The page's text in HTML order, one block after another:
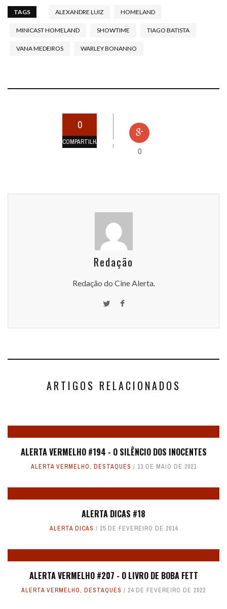
TAGS ALEXANDRE LUIZ HOMELAND
MINICAST HOMELAND SHOWTIME TIAGO BATISTA
VANA MEDEIROS WARLEY BONANNO
0
COMPARTILHAMENTOS
0
Redação
Redação do Cine Alerta.
ARTIGOS RELACIONADOS
ALERTA VERMELHO #194 - O SILÊNCIO DOS INOCENTES
ALERTA VERMELHO, DESTAQUES 13 DE MAIO DE 2021
ALERTA DICAS #18
ALERTA DICAS 25 DE FEVEREIRO DE 2014
ALERTA VERMELHO #207 - O LIVRO DE BOBA FETT
ALERTA VERMELHO, DESTAQUES 24 DE FEVEREIRO DE 2022